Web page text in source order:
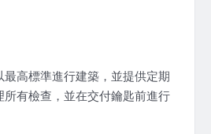
高標準進行建築，並提供定期
有檢查，並在交付鑰匙前進行